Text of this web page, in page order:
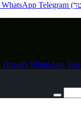
WhatsApp Telegram
Threads WhatsApp